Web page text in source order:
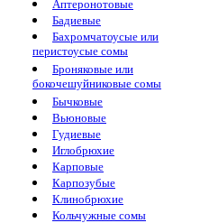
Аптеронотовые
Бадиевые
Бахромчатоусые или
перистоусые сомы
Броняковые или
бокочешуйниковые сомы
Бычковые
Вьюновые
Гудиевые
Иглобрюхие
Карповые
Карпозубые
Клинобрюхие
Кольчужные сомы